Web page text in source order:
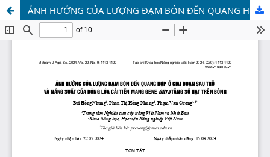
ẢNH HƯỞNG CỦA LƯỢNG ĐẠM BÓN ĐẾN QUANG HỢP Ở GIAI ĐOẠN SAU TRỖ VÀ NĂNG SUẤT CỦA DÒNG LÚA CẢI TIẾN MANG GENE GN1a TĂNG SỐ HẠT TRÊN BÔNG